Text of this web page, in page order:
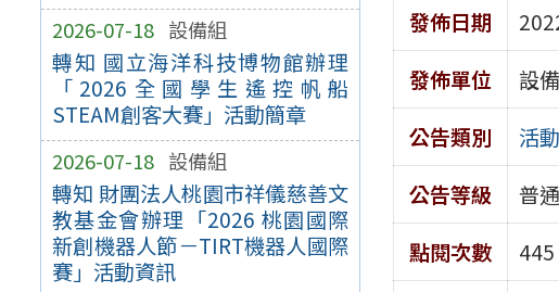
2026-07-18 設備組
轉知 國立海洋科技博物館辦理
「2026全國學生遙控帆船
STEAM創客大賽」活動簡章
2026-07-18 設備組
轉知 財團法人桃園市祥儀慈善文
教基金會辦理「2026 桃園國際
新創機器人節－TIRT機器人國際
賽」活動資訊
發佈日期
發佈單位
設
公告類別
活
公告等級
普通
點閱次數
445